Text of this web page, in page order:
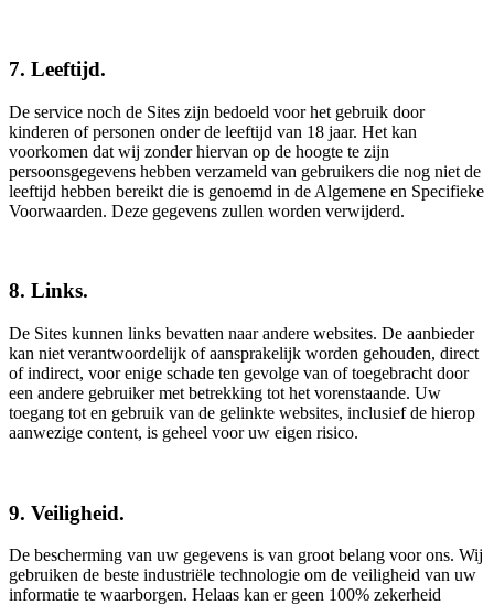
7. Leeftijd.
De service noch de Sites zijn bedoeld voor het gebruik door
kinderen of personen onder de leeftijd van 18 jaar. Het kan
voorkomen dat wij zonder hiervan op de hoogte te zijn
persoonsgegevens hebben verzameld van gebruikers die nog niet de
leeftijd hebben bereikt die is genoemd in de Algemene en Specifieke
Voorwaarden. Deze gegevens zullen worden verwijderd.
8. Links.
De Sites kunnen links bevatten naar andere websites. De aanbieder
kan niet verantwoordelijk of aansprakelijk worden gehouden, direct
of indirect, voor enige schade ten gevolge van of toegebracht door
een andere gebruiker met betrekking tot het vorenstaande. Uw
toegang tot en gebruik van de gelinkte websites, inclusief de hierop
aanwezige content, is geheel voor uw eigen risico.
9. Veiligheid.
De bescherming van uw gegevens is van groot belang voor ons. Wij
gebruiken de beste industriële technologie om de veiligheid van uw
informatie te waarborgen. Helaas kan er geen 100% zekerheid